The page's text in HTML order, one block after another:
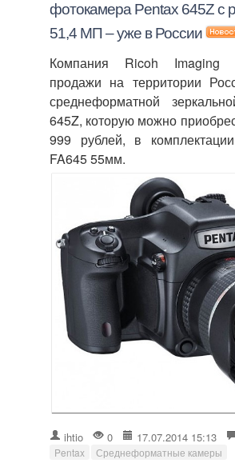
фотокамера Pentax 645Z с
51,4 МП – уже в России
Компания Ricoh Imaging
продажи на территории
среднеформатной
645Z, которую можно
999 рублей, в
FA645 55мм.
ihtio 0 17.07.2014 15:13
Pentax Среднеформатные камеры